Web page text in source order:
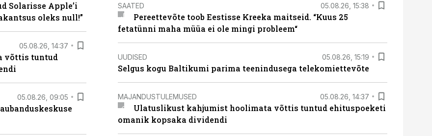
Solarisse Apple’i
oleks null!”
05.08.26, 14:37
võttis tuntud
05.08.26, 09:05
SAATED 05.08.26, 15:38
Pereettevõte toob Eestisse Kreeka maitseid. “Kuus 25
fetatünni maha müüa ei ole mingi probleem“
UUDISED 05.08.26, 15:19
Selgus kogu Baltikumi parima teenindusega telekomiettevõte
MAJANDUSTULEMUSED 05.08.26, 14:37
Ulatuslikust kahjumist hoolimata võttis tuntud ehituspoeketi
omanik kopsaka dividendi